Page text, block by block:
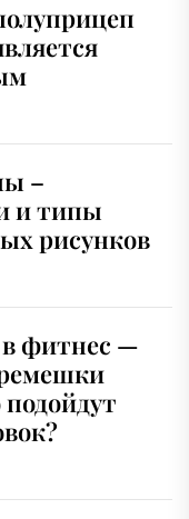
–
и типы
рисунков
в фитнес —